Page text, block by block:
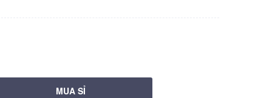
MUA SỈ